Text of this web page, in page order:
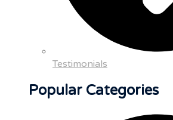
Testimonials
Popular Categories